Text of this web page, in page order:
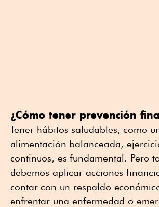
¿Cómo tener prevención
Tener hábitos saludables, como
alimentación balanceada,
continuos, es fundamental. Pero
debemos aplicar acciones
contar con un respaldo
enfrentar una enfermedad o